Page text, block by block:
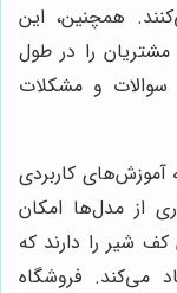
همچنین، این
را در طول
سوالات و مشکلات
آموزش‌های کاربردی
از مدل‌ها امکان
شیر را دارند که
می‌کند. فروشگاه